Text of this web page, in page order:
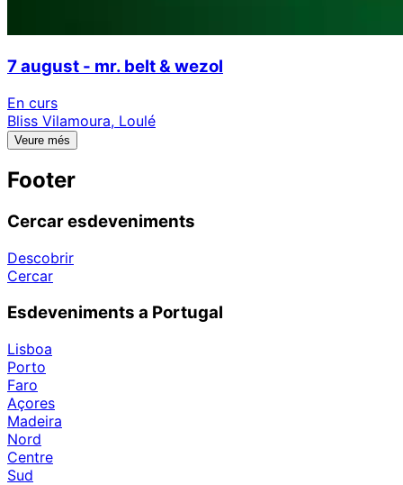
7 august - mr. belt & wezol
En curs
Bliss Vilamoura, Loulé
Veure més
Footer
Cercar esdeveniments
Descobrir
Cercar
Esdeveniments a Portugal
Lisboa
Porto
Faro
Açores
Madeira
Nord
Centre
Sud